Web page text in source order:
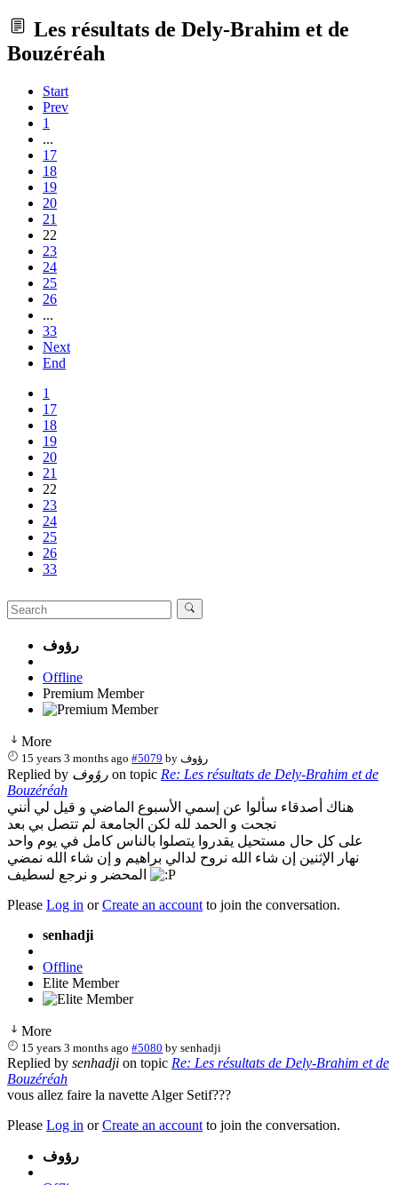
Les résultats de Dely-Brahim et de
Bouzéréah
Start
Prev
1
...
17
18
19
20
21
22
23
24
25
26
...
33
Next
End
1
17
18
19
20
21
22
23
24
25
26
33
رؤوف
Offline
Premium Member
More
15 years 3 months ago #5079 byرؤوف
Replied by رؤوف on topic Re: Les résultats de Dely-Brahim et de
Bouzéréah
هناك أصدقاء سألوا عن إسمي الأسبوع الماضي و قيل لي أنني
نجحت و الحمد لله لكن الجامعة لم تتصل بي بعد
على كل حال مستحيل يقدروا يتصلوا بالناس كامل في يوم واحد
نهار الإثنين إن شاء الله نروح لدالي براهيم و إن شاء الله نمضي
Please Log in orCreate an account to join the conversation.
senhadji
Offline
Elite Member
More
15 years 3 months ago #5080 bysenhadji
Replied by senhadji on topic Re: Les résultats de Dely-Brahim et de
Bouzéréah
vous allez faire la navette Alger Setif???
Please Log in orCreate an account to join the conversation.
رؤوف